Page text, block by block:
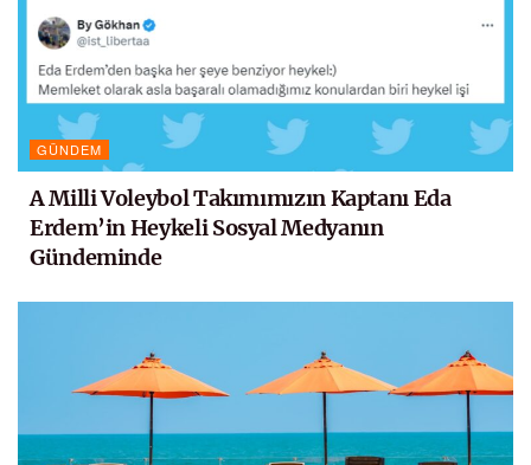
GÜNDEM
A Milli Voleybol Takımımızın Kaptanı Eda
Erdem’in Heykeli Sosyal Medyanın
Gündeminde